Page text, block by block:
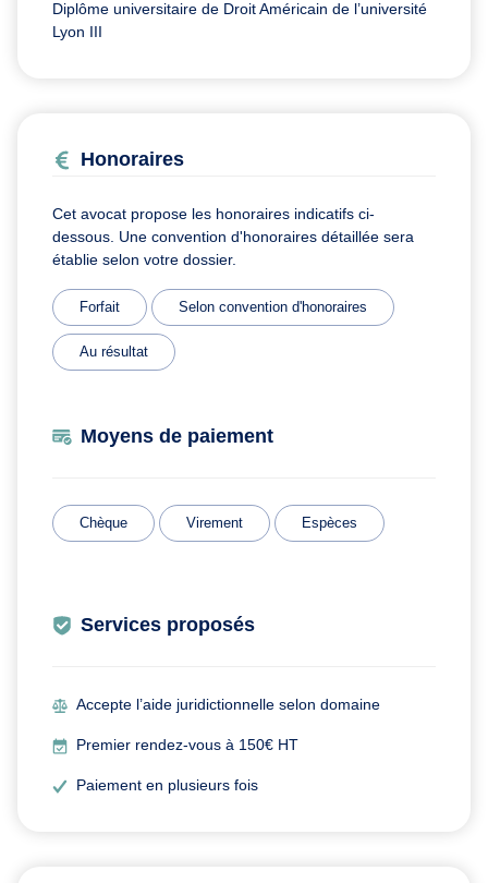
Diplôme universitaire de Droit Américain de l’université
Lyon III
Honoraires
Cet avocat propose les honoraires indicatifs ci-
dessous. Une convention d'honoraires détaillée sera
établie selon votre dossier.
Forfait Selon convention d'honoraires
Au résultat
Moyens de paiement
Chèque Virement Espèces
Services proposés
Accepte l’aide juridictionnelle selon domaine
Premier rendez-vous à 150€ HT
Paiement en plusieurs fois